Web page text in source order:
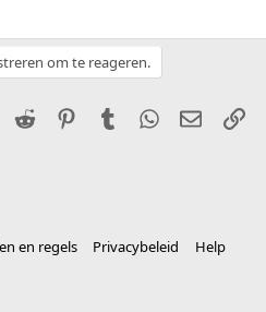
om te reageren.
Reddit PinterestTumblr WhatsApp
E-mail
en regels Privacybeleid
Help